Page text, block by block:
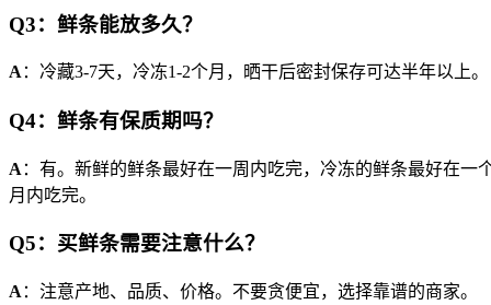
Q3：鲜条能放多久？
A ：冷藏3-7天，冷冻1-2个月，晒干后密封保存可达半年以上。
Q4：鲜条有保质期吗？
A ：有。新鲜的鲜条最好在一周内吃完，冷冻的鲜条最好在一
月内吃完。
Q5：买鲜条需要注意什么？
A ：注意产地、品质、价格。不要贪便宜，选择靠谱的商家。